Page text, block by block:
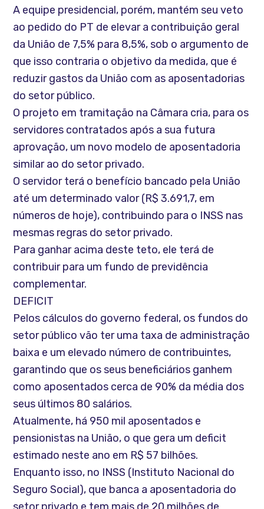
A equipe presidencial, porém, mantém seu veto
ao pedido do PT de elevar a contribuição geral
da União de 7,5% para 8,5%, sob o argumento de
que isso contraria o objetivo da medida, que é
reduzir gastos da União com as aposentadorias
do setor público.
O projeto em tramitação na Câmara cria, para os
servidores contratados após a sua futura
aprovação, um novo modelo de aposentadoria
similar ao do setor privado.
O servidor terá o benefício bancado pela União
até um determinado valor (R$ 3.691,7, em
números de hoje), contribuindo para o INSS nas
mesmas regras do setor privado.
Para ganhar acima deste teto, ele terá de
contribuir para um fundo de previdência
complementar.
DEFICIT
Pelos cálculos do governo federal, os fundos do
setor público vão ter uma taxa de administração
baixa e um elevado número de contribuintes,
garantindo que os seus beneficiários ganhem
como aposentados cerca de 90% da média dos
seus últimos 80 salários.
Atualmente, há 950 mil aposentados e
pensionistas na União, o que gera um deficit
estimado neste ano em R$ 57 bilhões.
Enquanto isso, no INSS (Instituto Nacional do
Seguro Social), que banca a aposentadoria do